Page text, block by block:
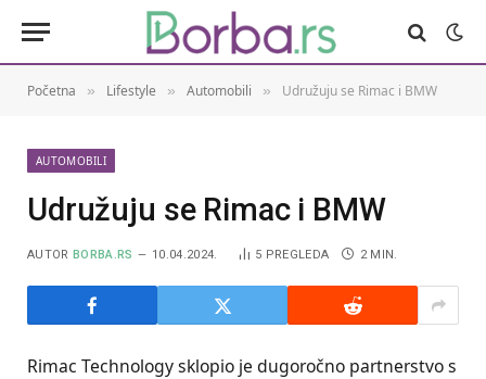
Početna » Lifestyle » Automobili » Udružuju se Rimac i BMW
AUTOMOBILI
Udružuju se Rimac i BMW
AUTOR BORBA.RS 10.04.2024. 5 PREGLEDA 2 MIN.
Rimac Technology sklopio je dugoročno partnerstvo s